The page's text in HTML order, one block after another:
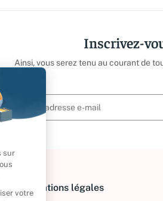
Inscrivez-
Ainsi, vous serez tenu au courant de
Informations légales